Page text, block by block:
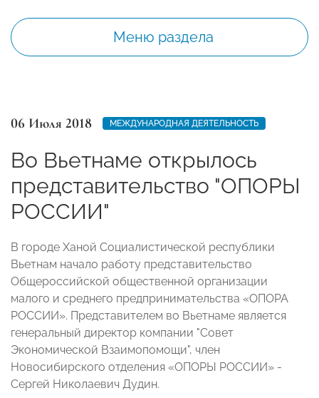
Меню раздела
06 Июля 2018 МЕЖДУНАРОДНАЯ ДЕЯТЕЛЬНОСТЬ
Во Вьетнаме открылось
представительство "ОПОРЫ
РОССИИ"
В городе Ханой Социалистической республики
Вьетнам начало работу представительство
Общероссийской общественной организации
малого и среднего предпринимательства «ОПОРА
РОССИИ». Представителем во Вьетнаме является
генеральный директор компании "Совет
Экономической Взаимопомощи", член
Новосибирского отделения «ОПОРЫ РОССИИ» -
Сергей Николаевич Дудин.